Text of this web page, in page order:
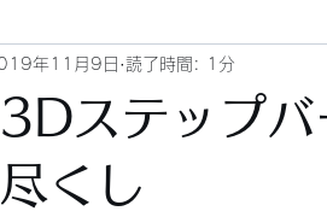
ー 自動車整備工場
ステップ
くし
年11月9日 読了時間: 1分